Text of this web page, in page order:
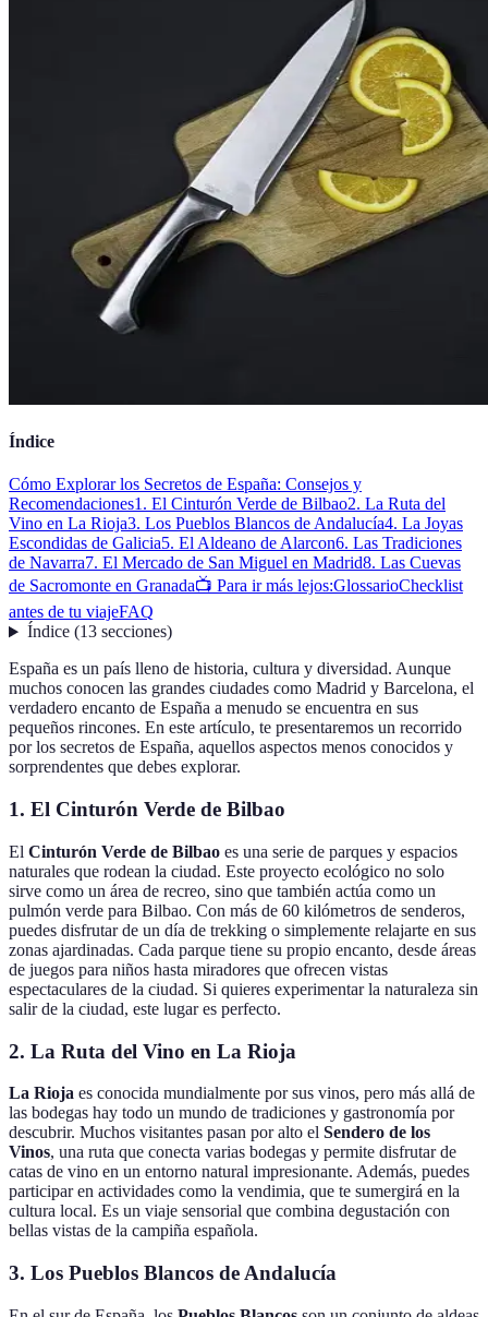
Índice
Cómo Explorar los Secretos de España: Consejos y
Recomendaciones1. El Cinturón Verde de Bilbao2. La Ruta del
Vino en La Rioja3. Los Pueblos Blancos de Andalucía4. La Joyas
Escondidas de Galicia5. El Aldeano de Alarcon6. Las Tradiciones
de Navarra7. El Mercado de San Miguel en Madrid8. Las Cuevas
de Sacromonte en Granada📺 Para ir más lejos:GlossarioChecklist
antes de tu viajeFAQ
Índice(13 secciones)
España es un país lleno de historia, cultura y diversidad. Aunque
muchos conocen las grandes ciudades como Madrid y Barcelona, el
verdadero encanto de España a menudo se encuentra en sus
pequeños rincones. En este artículo, te presentaremos un recorrido
por los secretos de España, aquellos aspectos menos conocidos y
sorprendentes que debes explorar.
1. El Cinturón Verde de Bilbao
El Cinturón Verde de Bilbao es una serie de parques y espacios
naturales que rodean la ciudad. Este proyecto ecológico no solo
sirve como un área de recreo, sino que también actúa como un
pulmón verde para Bilbao. Con más de 60 kilómetros de senderos,
puedes disfrutar de un día de trekking o simplemente relajarte en sus
zonas ajardinadas. Cada parque tiene su propio encanto, desde áreas
de juegos para niños hasta miradores que ofrecen vistas
espectaculares de la ciudad. Si quieres experimentar la naturaleza sin
salir de la ciudad, este lugar es perfecto.
2. La Ruta del Vino en La Rioja
La Rioja es conocida mundialmente por sus vinos, pero más allá de
las bodegas hay todo un mundo de tradiciones y gastronomía por
descubrir. Muchos visitantes pasan por alto el Sendero de los
Vinos, una ruta que conecta varias bodegas y permite disfrutar de
catas de vino en un entorno natural impresionante. Además, puedes
participar en actividades como la vendimia, que te sumergirá en la
cultura local. Es un viaje sensorial que combina degustación con
bellas vistas de la campiña española.
3. Los Pueblos Blancos de Andalucía